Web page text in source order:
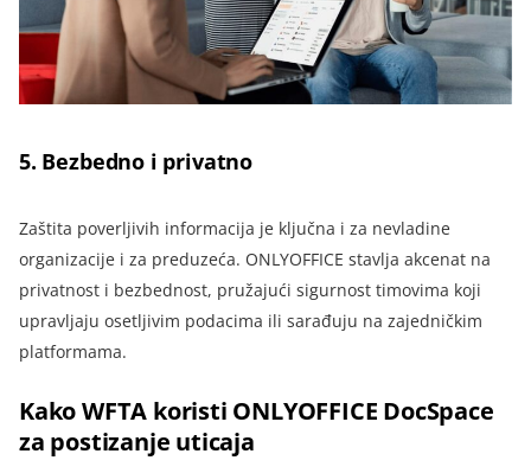
5. Bezbedno i privatno
Zaštita poverljivih informacija je ključna i za nevladine
organizacije i za preduzeća. ONLYOFFICE stavlja akcenat na
privatnost i bezbednost, pružajući sigurnost timovima koji
upravljaju osetljivim podacima ili sarađuju na zajedničkim
platformama.
Kako WFTA koristi ONLYOFFICE DocSpace
za postizanje uticaja